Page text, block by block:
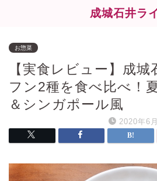
成城石井ラ
お惣菜
【実食レビュー】成
フン2種を食べ比べ！
＆シンガポール風
2020年6